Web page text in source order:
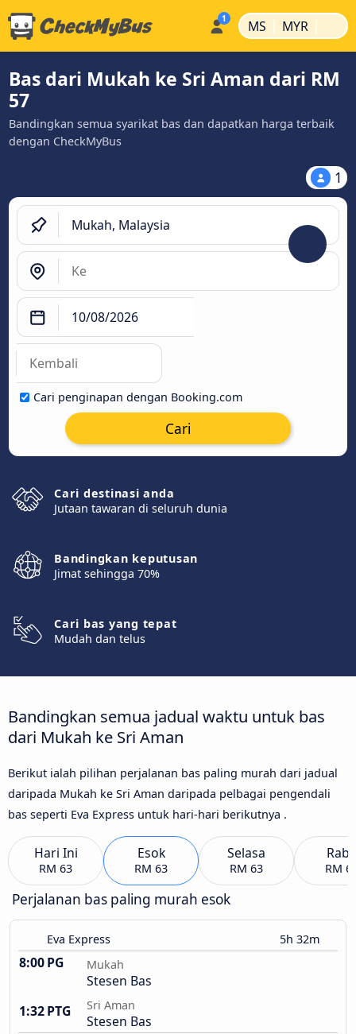
MS | MYR |
Bas dari Mukah ke Sri Aman dari RM
57
Bandingkan semua syarikat bas dan dapatkan harga terbaik
dengan CheckMyBus
1
Cari penginapan dengan Booking.com
Cari
Cari destinasi anda
Jutaan tawaran di seluruh dunia
Bandingkan keputusan
Jimat sehingga 70%
Cari bas yang tepat
Mudah dan telus
Bandingkan semua jadual waktu untuk bas
dari Mukah ke Sri Aman
Berikut ialah pilihan perjalanan bas paling murah dari jadual
daripada Mukah ke Sri Aman daripada pelbagai pengendali
bas seperti Eva Express untuk hari-hari berikutnya .
Hari Ini
RM 63
Esok
RM 63
Selasa
RM 63 RM
Perjalanan bas paling murah esok
Eva Express 5h 32m
8:00 PG Mukah
Stesen Bas
1:32 PTG
Sri Aman
Stesen Bas